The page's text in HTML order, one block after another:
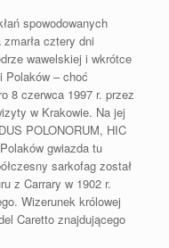
spowodowanych
cztery dni
wawelskiej i wkrótce
Polaków – choć
8 czerwca 1997 r. przez
w Krakowie. Na jej
POLONORUM, HIC
gwiazda tu
sarkofag został
z Carrary w 1902 r.
Wizerunek królowej
Caretto znajdującego